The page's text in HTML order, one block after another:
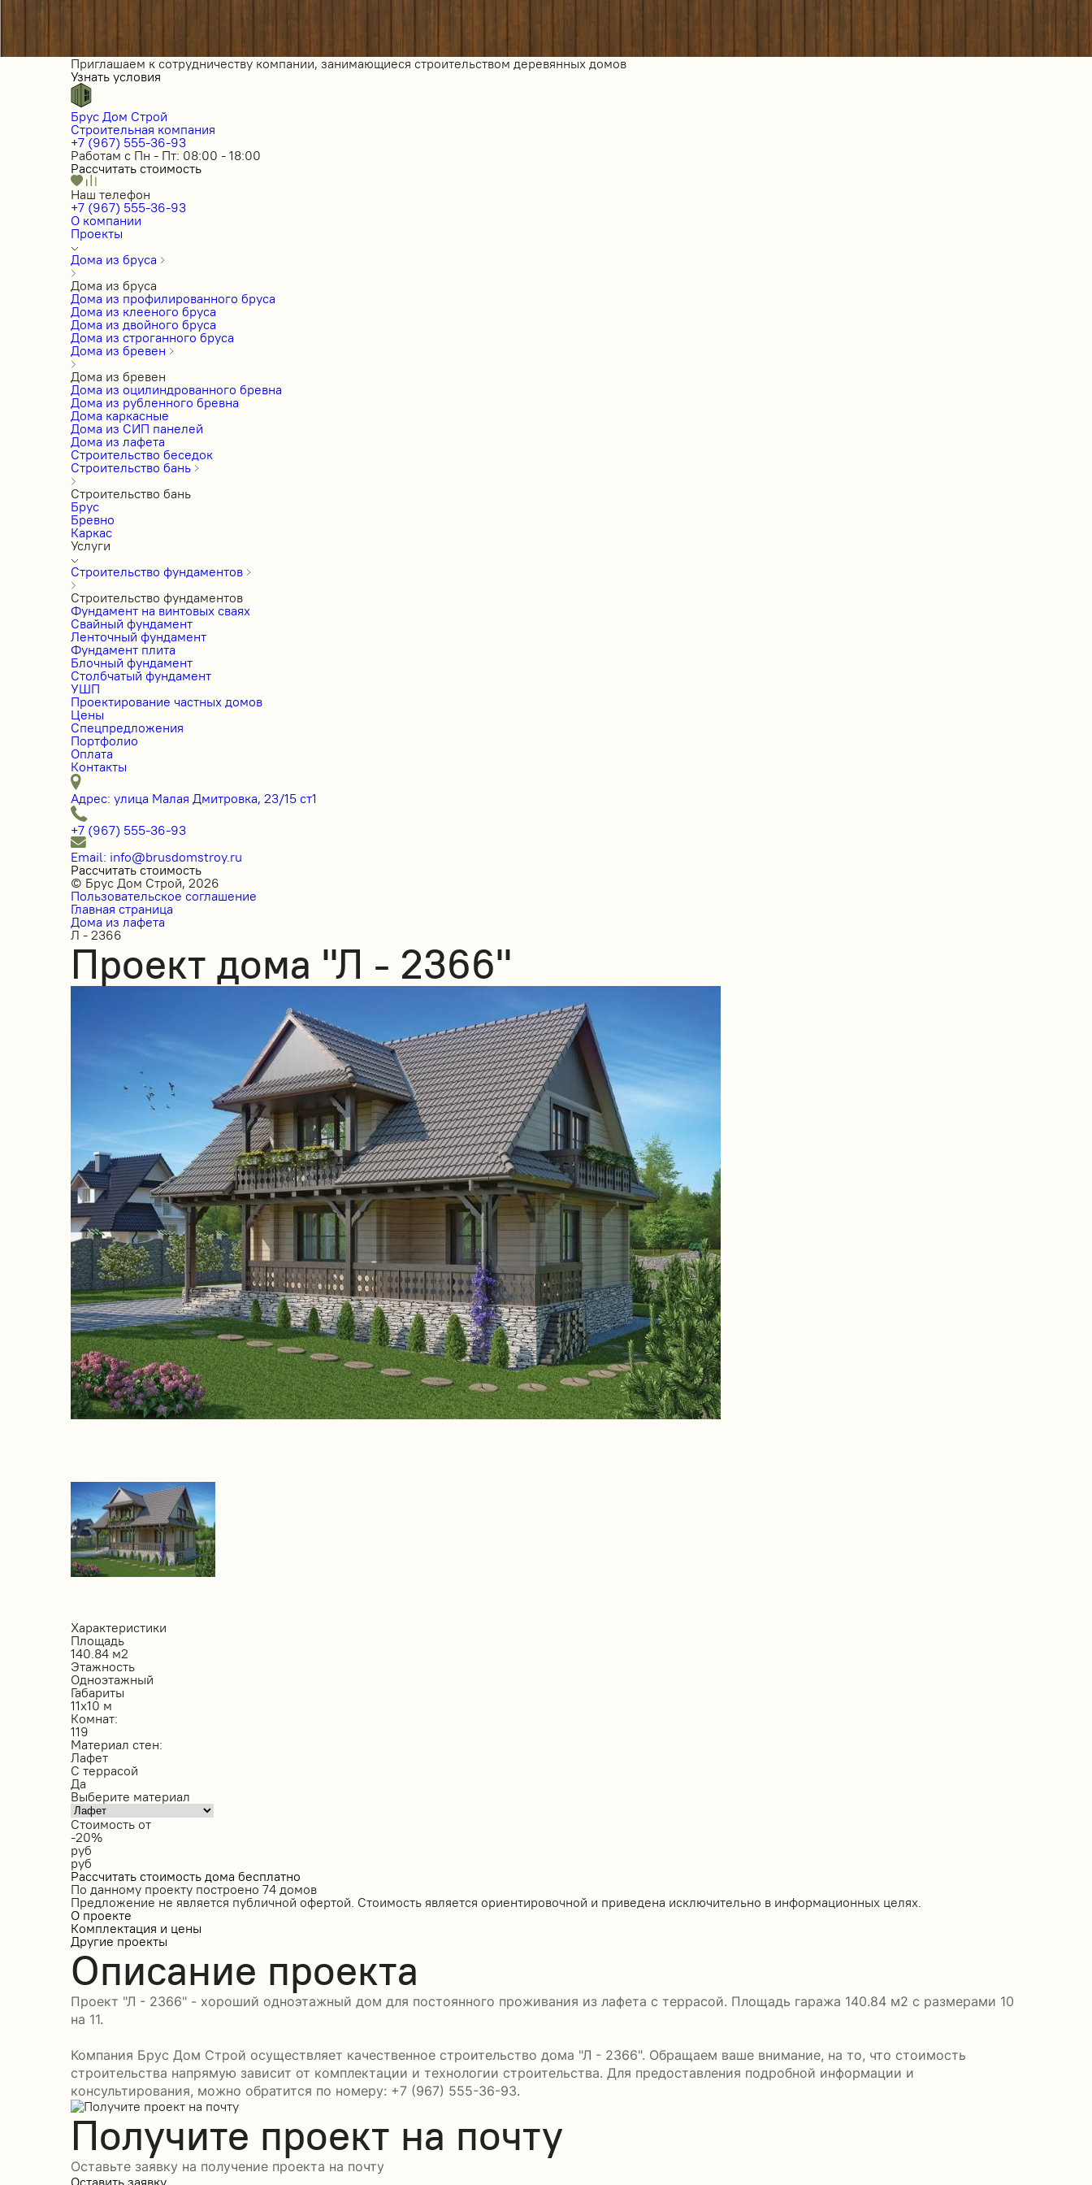
Приглашаем к сотрудничеству компании, занимающиеся строительством деревянных домов
Узнать условия
Брус Дом Строй
Строительная компания
+7 (967) 555-36-93
Работам с Пн - Пт: 08:00 - 18:00
Рассчитать стоимость
Наш телефон
+7 (967) 555-36-93
О компании
Проекты
Дома из бруса
Дома из бруса
Дома из профилированного бруса
Дома из клееного бруса
Дома из двойного бруса
Дома из строганного бруса
Дома из бревен
Дома из бревен
Дома из оцилиндрованного бревна
Дома из рубленного бревна
Дома каркасные
Дома из СИП панелей
Дома из лафета
Строительство беседок
Строительство бань
Строительство бань
Брус
Бревно
Каркас
Услуги
Строительство фундаментов
Строительство фундаментов
Фундамент на винтовых сваях
Свайный фундамент
Ленточный фундамент
Фундамент плита
Блочный фундамент
Столбчатый фундамент
УШП
Проектирование частных домов
Цены
Спецпредложения
Портфолио
Оплата
Контакты
Адрес: улица Малая Дмитровка, 23/15 ст1
+7 (967) 555-36-93
Email: info@brusdomstroy.ru
Рассчитать стоимость
© Брус Дом Строй, 2026
Пользовательское соглашение
Главная страница
Дома из лафета
Л - 2366
Проект дома "Л - 2366"
Характеристики
Площадь
140.84 м2
Этажность
Одноэтажный
Габариты
11х10 м
Комнат:
119
Материал стен:
Лафет
С террасой
Да
Выберите материал
Стоимость от
-20%
руб
руб
Рассчитать стоимость дома бесплатно
По данному проекту построено 74 домов
Предложение не является публичной офертой. Стоимость является ориентировочной и приведена исключительно в информационных целях.
О проекте
Комплектация и цены
Другие проекты
Описание проекта
Проект "Л - 2366" - хороший одноэтажный дом для постоянного проживания из лафета с террасой. Площадь гаража 140.84 м2 с размерами 10
на 11.
Компания Брус Дом Строй осуществляет качественное строительство дома "Л - 2366". Обращаем ваше внимание, на то, что стоимость
строительства напрямую зависит от комплектации и технологии строительства. Для предоставления подробной информации и
консультирования, можно обратится по номеру: +7 (967) 555-36-93.
Получите проект на почту
Оставьте заявку на получение проекта на почту
Оставить заявку